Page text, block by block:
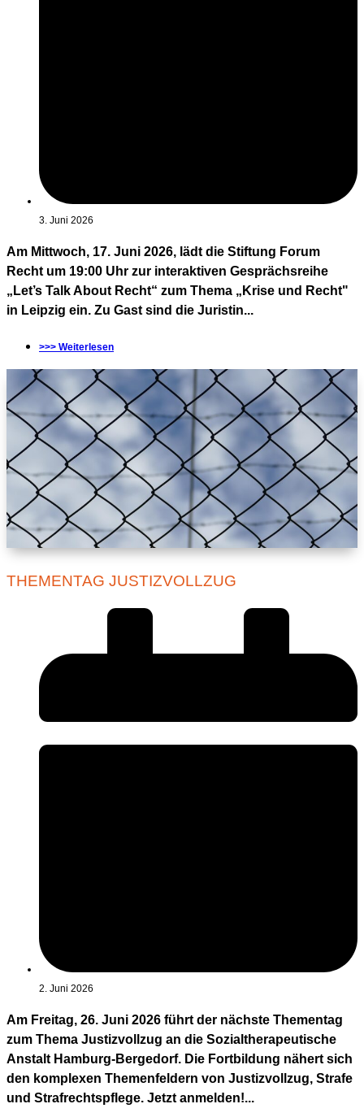
3. Juni 2026
Am Mittwoch, 17. Juni 2026, lädt die Stiftung Forum
Recht um 19:00 Uhr zur interaktiven Gesprächsreihe
„Let’s Talk About Recht“ zum Thema „Krise und Recht"
in Leipzig ein. Zu Gast sind die Juristin...
>>> Weiterlesen
THEMENTAG JUSTIZVOLLZUG
2. Juni 2026
Am Freitag, 26. Juni 2026 führt der nächste Thementag
zum Thema Justizvollzug an die Sozialtherapeutische
Anstalt Hamburg-Bergedorf. Die Fortbildung nähert sich
den komplexen Themenfeldern von Justizvollzug, Strafe
und Strafrechtspflege. Jetzt anmelden!...